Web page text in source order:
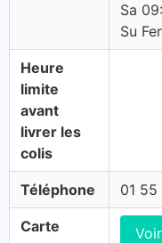
Sa
Su
Heure
limite
avant
livrer les
colis
Téléphone 01
Carte